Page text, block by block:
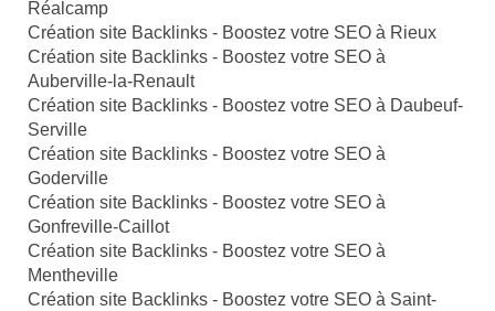
Réalcamp
Création site Backlinks - Boostez votre SEO à Rieux
Création site Backlinks - Boostez votre SEO à
Auberville-la-Renault
Création site Backlinks - Boostez votre SEO à Daubeuf-
Serville
Création site Backlinks - Boostez votre SEO à
Goderville
Création site Backlinks - Boostez votre SEO à
Gonfreville-Caillot
Création site Backlinks - Boostez votre SEO à
Mentheville
Création site Backlinks - Boostez votre SEO à Saint-